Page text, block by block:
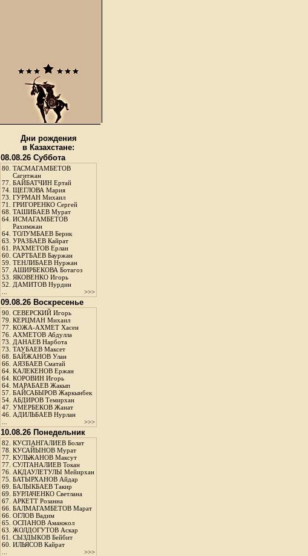
Дни рождения
в Казахстане:
08.08.26 Суббота
80. ТАСМАГАМБЕТОВ
Сагитжан
77. БАЙБАТЧИН Ертай
74. ЩЕГЛОВА Мария
73. ГУРМАН Михаил
71. ГРИГОРЕНКО Сергей
68. ТАШИБАЕВ Мурат
64. ИСМАГАМБЕТОВ
Рахимжан
64. ТОЛУМБАЕВ Берик
63. УРАЗБАЕВ Кайрат
61. РАХМЕТОВ Ерлан
60. САРТБАЕВ Бауржан
59. ТЕНЛИБАЕВ Нуржан
57. АШИРБЕКОВА Ботагоз
53. ЯКОВЕНКО Игорь
52. ДАМИТОВ Нурдин
>>>
09.08.26 Воскресенье
90. СЕВЕРСКИЙ Игорь
79. КЕРЦМАН Михаил
77. КОЖА-АХМЕТ Хасен
76. АХМЕТОВ Абдулла
73. ДАНАЕВ Нарбота
73. ТАУБАЕВ Максет
68. БАЙЖАНОВ Улан
66. АЯЗБАЕВ Сматай
64. КАЛЕКЕНОВ Ержан
64. КОРОВИН Игорь
64. МАРАБАЕВ Жакып
57. БАЙСАБЫРОВ Жаркынбек
54. АБДИРОВ Темирхан
47. УМЕРБЕКОВ Жанат
46. АДИЛЬБАЕВ Нурлан
>>>
10.08.26 Понедельник
82. КУСПАНГАЛИЕВ Болат
78. КУСАЙЫНОВ Мурат
77. КУЛЬЖАНОВ Максут
77. СУЛТАНАЛИЕВ Токан
76. АКДАУЛЕТУЛЫ Мейирхан
75. БАТЫРХАНОВ Айдар
69. БАЛЫКБАЕВ Такир
69. БУРЛАЧЕНКО Светлана
67. АРКЕТТ Розанна
66. БАЛМАГАМБЕТОВ Марат
66. ОГЛОВ Вадим
65. ОСПАНОВ Аманжол
63. ЖОЛДОГУТОВ Аскар
61. СЫЗДЫКОВ Бейбит
60. ИЛЬЯСОВ Кайрат
>>>